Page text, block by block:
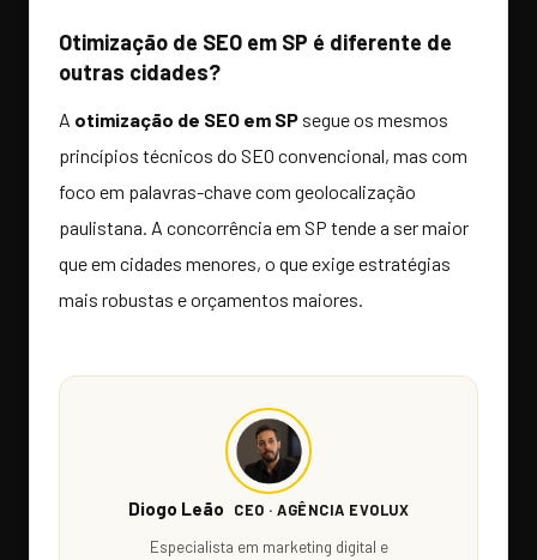
Otimização de SEO em SP é diferente de
outras cidades?
A otimização de SEO em SP segue os mesmos
princípios técnicos do SEO convencional, mas com
foco em palavras-chave com geolocalização
paulistana. A concorrência em SP tende a ser maior
que em cidades menores, o que exige estratégias
mais robustas e orçamentos maiores.
Diogo Leão CEO · AGÊNCIA EVOLUX
Especialista em marketing digital e